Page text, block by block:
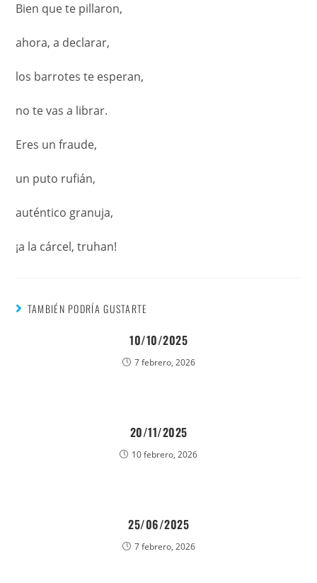
Bien que te pillaron,
ahora, a declarar,
los barrotes te esperan,
no te vas a librar.
Eres un fraude,
un puto rufián,
auténtico granuja,
¡a la cárcel, truhan!
TAMBIÉN PODRÍA GUSTARTE
10/10/2025
7 febrero, 2026
20/11/2025
10 febrero, 2026
25/06/2025
7 febrero, 2026